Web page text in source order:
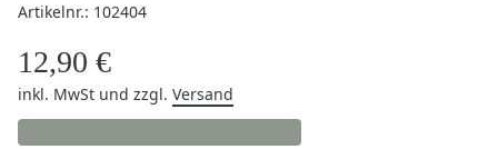
Artikelnr.: 102404
12,90 €
inkl. MwSt und zzgl. Versand